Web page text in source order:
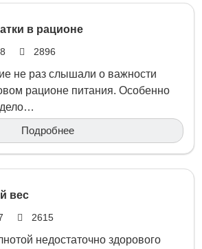
в рационе
2896
не раз слышали о важности
рационе питания. Особенно
дело…
Подробнее
вес
2615
недостаточно здорового